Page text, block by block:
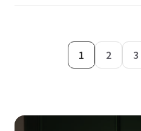
1 2 3